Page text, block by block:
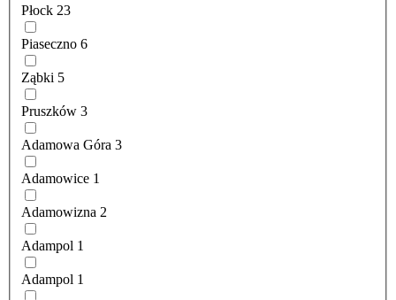
Płock 23
Piaseczno 6
Ząbki 5
Pruszków 3
Adamowa Góra 3
Adamowice 1
Adamowizna 2
Adampol 1
Adampol 1